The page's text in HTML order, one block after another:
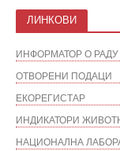
ЛИНКОВИ
ИНФОРМАТОР О РАДУ
ОТВОРЕНИ ПОДАЦИ
ЕКОРЕГИСТАР
ИНДИКАТОРИ
НАЦИОНАЛНА